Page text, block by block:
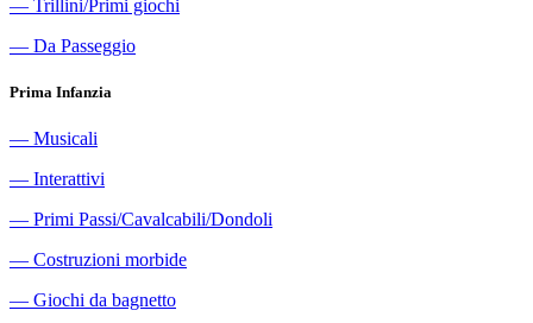
― Trillini/Primi giochi
― Da Passeggio
Prima Infanzia
― Musicali
― Interattivi
― Primi Passi/Cavalcabili/Dondoli
― Costruzioni morbide
― Giochi da bagnetto